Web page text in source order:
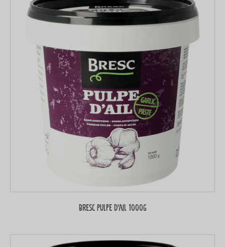
Bresc Pulpe d'ail 1000g